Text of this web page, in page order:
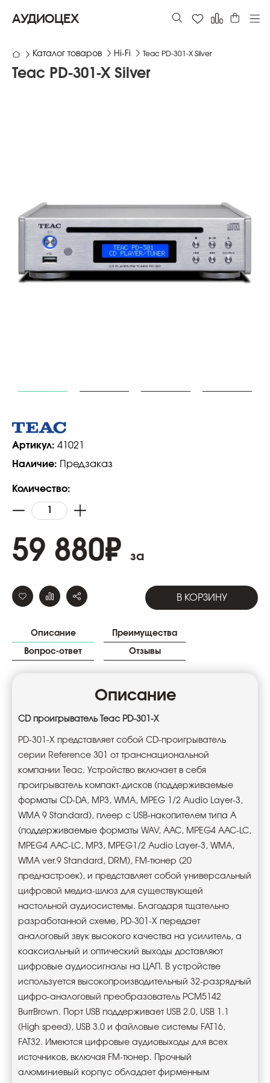
АУДИОЦЕХ
Каталог товаров Hi-Fi Teac PD-301-X Silver
Teac PD-301-X Silver
Артикул: 41021
Наличие:
Предзаказ
Количество:
59 880₽ за
В КОРЗИНУ
Описание Преимущества
Вопрос-ответ Отзывы
Описание
CD проигрыватель Teac PD-301-X
PD-301-X представляет собой CD-проигрыватель
серии Reference 301 от транснациональной
компании Teac. Устройство включает в себя
проигрыватель компакт-дисков (поддерживаемые
форматы CD-DA, MP3, WMA, MPEG 1/2 Audio Layer-3,
WMA 9 Standard), плеер с USB-накопителем типа А
(поддерживаемые форматы WAV, AAC, MPEG4 AAC-LC,
MPEG4 AAC-LC, MP3, MPEG1/2 Audio Layer-3, WMA,
WMA ver.9 Standard, DRM), FM-тюнер (20
преднастроек), и представляет собой универсальный
цифровой медиа-шлюз для существующей
настольной аудиосистемы. Благодаря тщательно
разработанной схеме, PD-301-X передает
аналоговый звук высокого качества на усилитель, а
коаксиальный и оптический выходы доставляют
цифровые аудиосигналы на ЦАП. В устройстве
используется высокопроизводительный 32-разрядный
цифро-аналоговый преобразователь PCM5142
BurrBrown. Порт USB поддерживает USB 2.0, USB 1.1
(High speed), USB 3.0 и файловые системы FAT16,
FAT32. Имеются цифровые аудиовыходы для всех
источников, включая FM-тюнер. Прочный
алюминиевый корпус обладает фирменным